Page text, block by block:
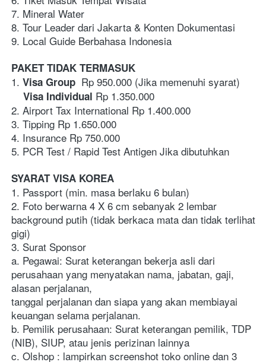
7. Mineral Water
8. Tour Leader dari Jakarta & Konten Dokumentasi
9. Local Guide Berbahasa Indonesia
PAKET TIDAK TERMASUK
1. Visa Group
  Rp 950.000 (Jika memenuhi syarat)
    Visa Individual
Rp 1.350.000
2. Airport Tax International Rp 1.400.000
3. Tipping Rp 1.650.000
4. Insurance Rp 750.000
5. PCR Test / Rapid Test Antigen Jika dibutuhkan
SYARAT VISA KOREA
1. Passport (min. masa berlaku 6 bulan)
2. Foto berwarna 4 X 6 cm sebanyak 2 lembar
background putih (tidak berkaca mata dan tidak terlihat
gigi)
3. Surat Sponsor
a. Pegawai: Surat keterangan bekerja asli dari
perusahaan yang menyatakan nama, jabatan, gaji,
alasan perjalanan,
tanggal perjalanan dan siapa yang akan membiayai
keuangan selama perjalanan.
b. Pemilik perusahaan: Surat keterangan pemilik, TDP
(NIB), SIUP, atau jenis perizinan lainnya
c. Olshop : lampirkan screenshot toko online dan 3